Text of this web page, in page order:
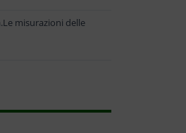
misurazioni delle